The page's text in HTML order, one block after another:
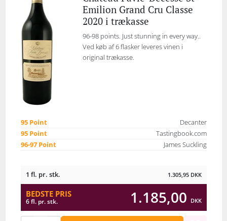
Emilion Grand Cru Classe
2020 i trækasse
96-98 points. Just stunning in every way..
Ved køb af 6 flasker leveres vinen i
original trækasse.
95 Point
Decanter
95 Point
Tastingbook.com
96-97 Point
James Suckling
1 fl. pr. stk. 1.305,95 DKK
BEDSTE PRIS
6 fl. pr. stk. 1.185,00 DKK